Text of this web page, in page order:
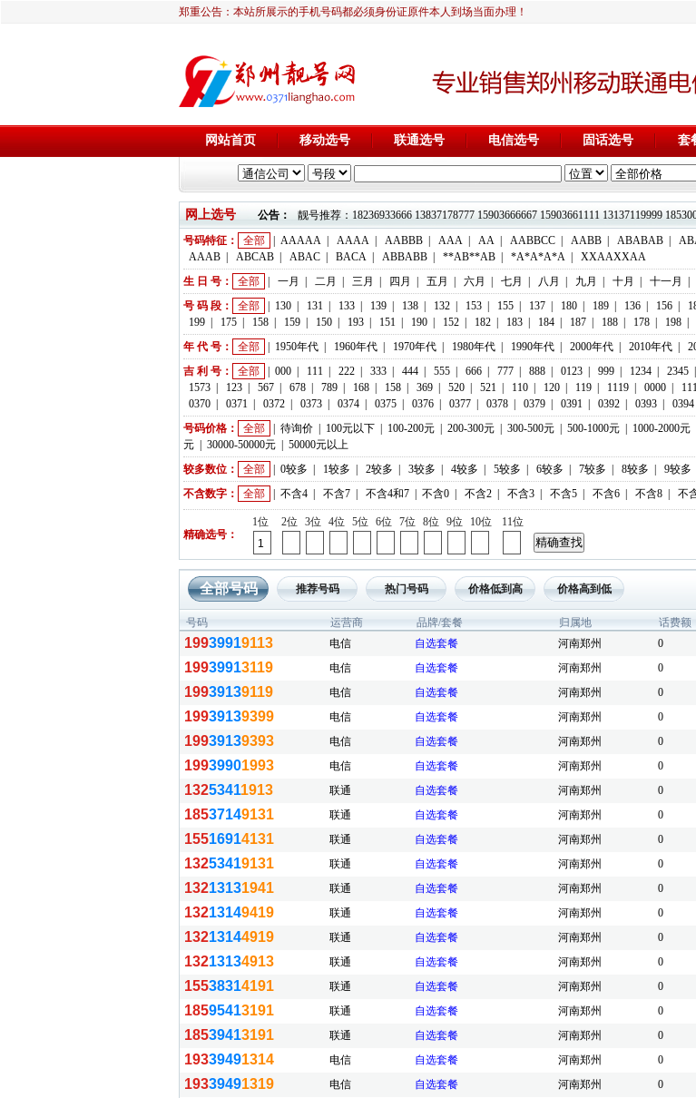
郑重公告：本站所展示的手机号码都必须身份证原件本人到场当面办理！
网站首页 移动选号 联通选号 电信选号 固话选号 套
网上选号 公告：
靓号推荐：18236933666 13837178777 15903666667 15903661111 13137119999
号码特征：
全部 AAAAA AAAA AABBB AAA AA AABBCC AABB ABABAB
AAAB
ABCAB ABAC BACA ABBABB **AB**AB *A*A*A*A
XXAAXXAA
生 日 号：
全部 一月 二月 三月 四月 五月 六月 七月 八月 九月 十月 十一月
号 码 段：
全部 130 131 133 139 138 132 153 155 137 180 189 136 156
199
175 158 159 150 193 151 190 152 182 183 184 187 188 178 198
年 代 号：
全部 1950年代 1960年代 1970年代 1980年代 1990年代 2000年代 2010年代
吉 利 号：
全部 000 111 222 333 444 555 666 777 888 0123 999 1234 2345
1573
123 567 678 789 168 158 369 520 521 110 120 119 1119 0000
0370
0371 0372 0373 0374 0375 0376 0377 0378 0379 0391 0392 0393 0394
号码价格：
全部 待询价 100元以下 100-200元 200-300元 300-500元 500-1000元 1000-2000元
元
30000-50000元
50000元以上
较多数位：
全部 0较多 1较多 2较多 3较多 4较多 5较多 6较多 7较多 8较多
9较多
不含数字：
全部 不含4 不含7 不含4和7 不含0 不含2 不含3 不含5 不含6 不含8 不
精确选号：
1位 2位 3位 4位 5位 6位 7位 8位 9位 10位 11位
全部号码 推荐号码 热门号码 价格低到高 价格高到低
号码 运营商 品牌/套餐 归属地 话费额
19939919113 电信 自选套餐 河南郑州 0
19939913119 电信 自选套餐 河南郑州 0
19939139119 电信 自选套餐 河南郑州 0
19939139399 电信 自选套餐 河南郑州 0
19939139393 电信 自选套餐 河南郑州 0
19939901993 电信 自选套餐 河南郑州 0
13253411913 联通 自选套餐 河南郑州 0
18537149131 联通 自选套餐 河南郑州 0
15516914131 联通 自选套餐 河南郑州 0
13253419131 联通 自选套餐 河南郑州 0
13213131941 联通 自选套餐 河南郑州 0
13213149419 联通 自选套餐 河南郑州 0
13213144919 联通 自选套餐 河南郑州 0
13213134913 联通 自选套餐 河南郑州 0
15538314191 联通 自选套餐 河南郑州 0
18595413191 联通 自选套餐 河南郑州 0
18539413191 联通 自选套餐 河南郑州 0
19339491314 电信 自选套餐 河南郑州 0
19339491319 电信 自选套餐 河南郑州 0